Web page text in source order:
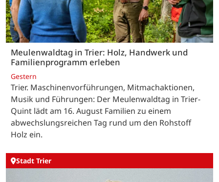
Meulenwaldtag in Trier: Holz, Handwerk und
Familienprogramm erleben
Gestern
Trier. Maschinenvorführungen, Mitmachaktionen,
Musik und Führungen: Der Meulenwaldtag in Trier-
Quint lädt am 16. August Familien zu einem
abwechslungsreichen Tag rund um den Rohstoff
Holz ein.
Stadt Trier